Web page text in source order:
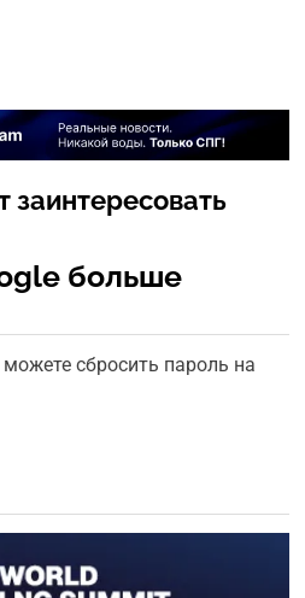
больше
сбросить пароль на